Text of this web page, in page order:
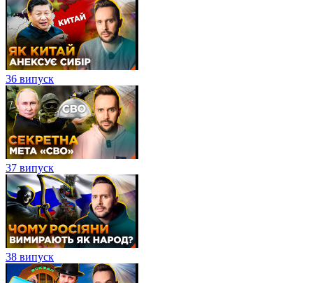
36 випуск
37 випуск
38 випуск